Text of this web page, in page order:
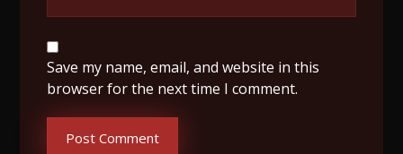
Save my name, email, and website in this
browser for the next time I comment.
Post Comment